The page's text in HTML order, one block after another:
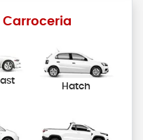
Hatch